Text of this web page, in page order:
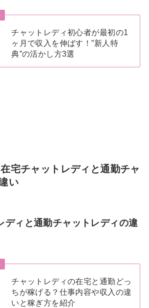
チャットレディ初心者が最初の1
ヶ月で収入を伸ばす！”新人特
典”の活かし方3選
宅チャットレディと通勤チャ
い
ディと通勤チャットレディの違
チャットレディの在宅と通勤どっ
ちが稼げる？仕事内容や収入の違
いと稼ぎ方を紹介